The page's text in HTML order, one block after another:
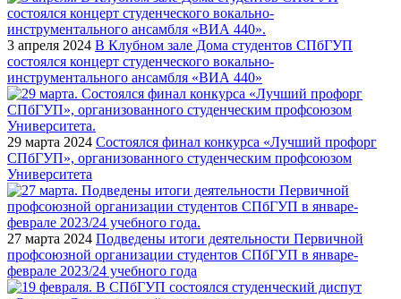
3 апреля 2024 В Клубном зале Дома студентов СПбГУП
состоялся концерт студенческого вокально-
инструментального ансамбля «ВИА 440»
29 марта 2024 Состоялся финал конкурса «Лучший профорг
СПбГУП», организованного студенческим профсоюзом
Университета
27 марта 2024 Подведены итоги деятельности Первичной
профсоюзной организации студентов СПбГУП в январе-
феврале 2023/24 учебного года